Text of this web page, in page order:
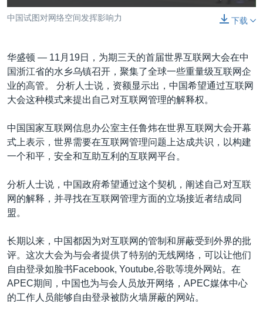
全球议题
环境
美国建国250周年
重要讲话与声明
台海两岸关系
关注西藏
关注新疆
关注我们
其他语言网站
下载
中国试图对网络空间发挥影响力
华盛顿 — 11月19日，为期三天的首届世界互联网大会在中
国浙江省的水乡乌镇召开，聚集了全球一些重量级互联网企
业的高管。 分析人士说，资额显示出，中国希望通过互联网
大会这种模式来提出自己对互联网管理的解释权。
中国国家互联网信息办公室主任鲁炜在世界互联网大会开幕
式上表示，世界需要在互联网管理问题上达成共识，以构建
一个和平，安全和互助互利的互联网平台。
分析人士说，中国政府希望通过这个契机，阐述自己对互联
网的解释，并寻找在互联网管理方面的立场接近者结成同
盟。
长期以来，中国都因为对互联网的管制和屏蔽受到外界的批
评。这次大会为与会者提供了特别的无线网络，可以让他们
自由登录如脸书Facebook, Youtube,谷歌等境外网站。在
APEC期间，中国也为与会人员放开网络，APEC媒体中心
的工作人员能够自由登录被防火墙屏蔽的网站。